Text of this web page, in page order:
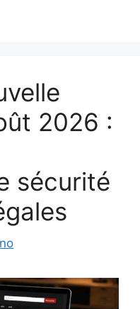
2026 :
sécurité